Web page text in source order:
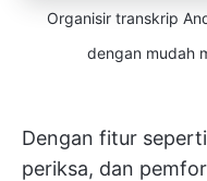
Organisir transkrip
dengan mudah
Dengan fitur
periksa, dan